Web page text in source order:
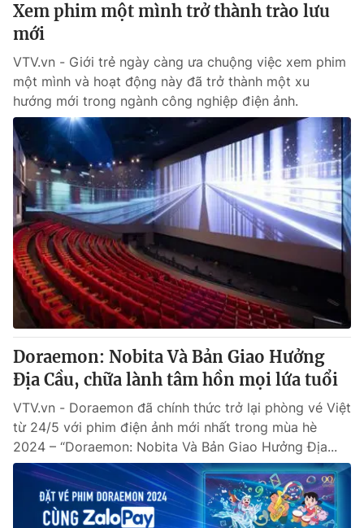
VTV9
Liên hệ tòa soạn English
THỜI BÁO VTV
Theo dõi báo trên
Cơ quan chủ quản:Đài Truyền hình Việt Nam
Cơ quan báo chí:Thời báo VTV
Giấy phép hoạt động báo in và báo điện tử số 483/GP-BTTTT
cấp ngày 29/12/2023
Tổng Biên tập:Vũ Thanh Thủy
Phó Tổng Biên tập:Nguyễn Thị Mỹ Hạnh, Phạm Quốc Thắng,
Nguyễn Trọng Ninh
024.38 355 931 - 024.38 355 932
Ðiện thoại Thời báo VTV: 024.66 897 897
Email: toasoan@vtv.vn
Liên hệ quảng cáo:024-7300.7108
Xem phim một mình trở thành trào lưu
mới
VTV.vn - Giới trẻ ngày càng ưa chuộng việc xem phim
một mình và hoạt động này đã trở thành một xu
hướng mới trong ngành công nghiệp điện ảnh.
Doraemon: Nobita Và Bản Giao Hưởng
Địa Cầu, chữa lành tâm hồn mọi lứa tuổi
VTV.vn - Doraemon đã chính thức trở lại phòng vé Việt
từ 24/5 với phim điện ảnh mới nhất trong mùa hè
2024 – “Doraemon: Nobita Và Bản Giao Hưởng Địa...